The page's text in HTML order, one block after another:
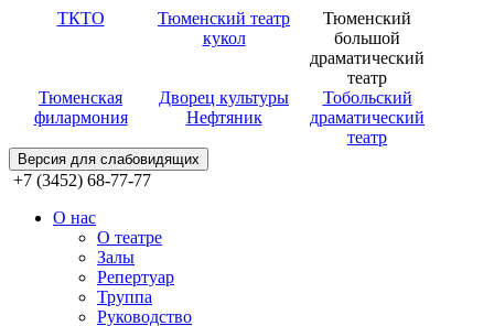
ТКТО
Тюменский театр
кукол
Тюменский
большой
драматический
театр
Тюменская
филармония
Дворец культуры
Нефтяник
Тобольский
драматический
театр
Версия для слабовидящих
+7 (3452) 68-77-77
О нас
О театре
Залы
Репертуар
Труппа
Руководство